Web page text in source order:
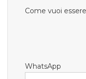
Come vuoi
WhatsApp